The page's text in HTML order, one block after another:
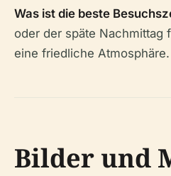
Was ist die beste
oder der späte Nachmittag
eine friedliche Atmosphäre.
Bilder und